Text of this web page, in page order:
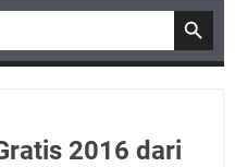
2016 dari